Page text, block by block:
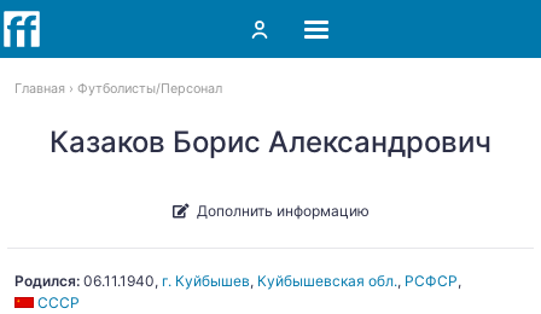
Главная Футболисты Персонал
Казаков Борис Александрович
Дополнить информацию
Родился: 06.11.1940, г. Куйбышев, Куйбышевская обл., РСФСР,
СССР